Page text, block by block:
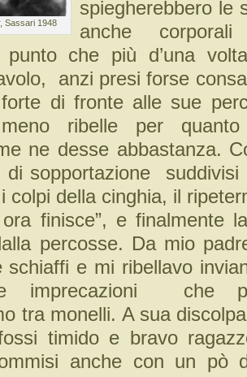
Sassari 1948
spiegherebbero le
anche
punto che più d’una
anzi presi forse
di fronte alle sue
ribelle per
ne desse abbastanza.
di sopportazione suddivisi
i colpi della cinghia, il
ora finisce”, e finalmente
percosse. Da mio
schiaffi e mi ribellavo
imprecazioni che
tra monelli. A sua
timido e bravo
anche con un pò